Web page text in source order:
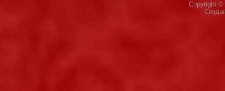
Copyright